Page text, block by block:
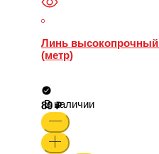
Линь
(метр)
В наличии
80